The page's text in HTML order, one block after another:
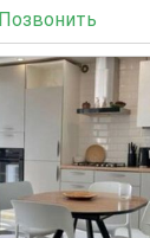
Позвонить